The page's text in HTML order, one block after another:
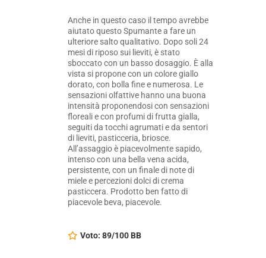
Anche in questo caso il tempo avrebbe
aiutato questo Spumante a fare un
ulteriore salto qualitativo. Dopo soli 24
mesi di riposo sui lieviti, è stato
sboccato con un basso dosaggio. È alla
vista si propone con un colore giallo
dorato, con bolla fine e numerosa. Le
sensazioni olfattive hanno una buona
intensità proponendosi con sensazioni
floreali e con profumi di frutta gialla,
seguiti da tocchi agrumati e da sentori
di lieviti, pasticceria, briosce.
All’assaggio è piacevolmente sapido,
intenso con una bella vena acida,
persistente, con un finale di note di
miele e percezioni dolci di crema
pasticcera. Prodotto ben fatto di
piacevole beva, piacevole.
Voto: 89/100 BB